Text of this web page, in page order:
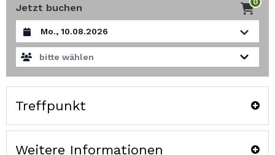
Jetzt buchen 0
Datum auswählen
bitte wählen
Treffpunkt
Weitere Informationen